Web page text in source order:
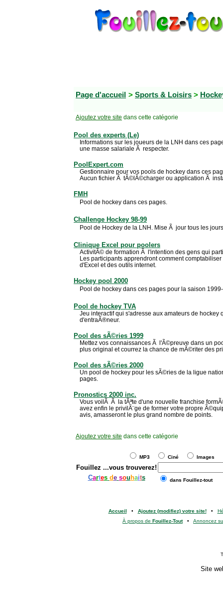
Page d'accueil > Sports & Loisirs >
Ajoutez votre site dans cette catégorie
Pool des experts (Le)
Informations sur les joueurs de la LNH dans ces
une masse salariale Ã respecter.
PoolExpert.com
Gestionnaire pour vos pools de hockey dans ces
Aucun fichier Ã tÃ©lÃ©charger ou application Ã
FMH
Pool de hockey dans ces pages.
Challenge Hockey 98-99
Pool de Hockey de la LNH. Mise Ã jour tous les
Clinique Excel pour poolers
ActivitÃ© de formation Ã l'intention des gens qui
Les participants apprendront comment
d'Excel et des outils internet.
Hockey pool 2000
Pool de hockey dans ces pages pour la saison
Pool de hockey TVA
Jeu interactif qui s'adresse aux amateurs de hockey
d'entraÃ®neur.
Pool des sÃ©ries 1999
Mettez vos connaissances Ã l'Ã©preuve dans un
plus original et courrez la chance de mÃ©riter des
Pool des sÃ©ries 2000
Un pool de hockey pour les sÃ©ries de la ligue
pages.
Pronostics 2000 inc.
Vous voilÃ Ã la tÃªte d'une nouvelle franchise
avez enfin le privilÃ¨ge de former votre propre
avis, amasseront le plus grand nombre de points.
Ajoutez votre site dans cette catégorie
MP3 Ciné Images
Fouillez ...vous trouverez!
Cartes de sou haits dans Fouillez-tout
Accueil • Ajoutez (modifiez) votre site!•
À propos de Fouillez-Tout• Annoncez
Site